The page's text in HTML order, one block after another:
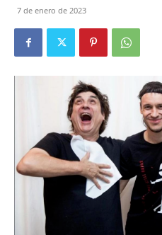
7 de enero de 2023